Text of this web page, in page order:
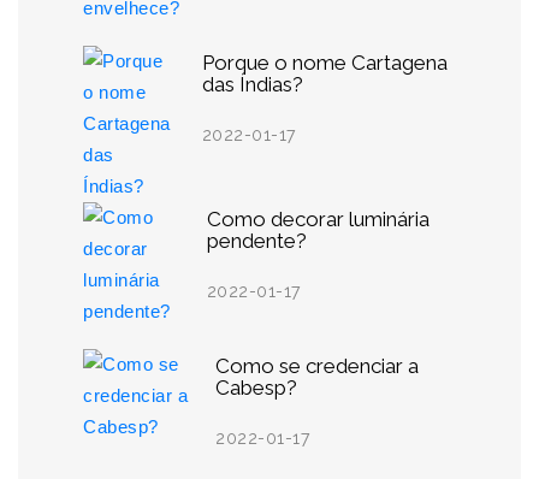
Porque o nome Cartagena
das Índias?
2022-01-17
Como decorar luminária
pendente?
2022-01-17
Como se credenciar a
Cabesp?
2022-01-17